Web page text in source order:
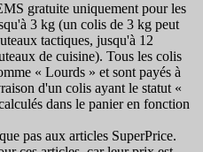
gratuite uniquement pour les
3 kg (un colis de 3 kg peut
tactiques, jusqu'à 12
de cuisine). Tous les colis
« Lourds » et sont payés à
d'un colis ayant le statut «
dans le panier en fonction
pas aux articles SuperPrice.